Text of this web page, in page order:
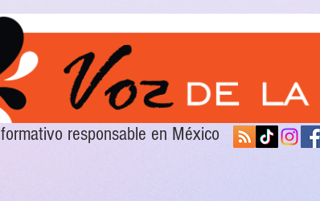
responsable en México